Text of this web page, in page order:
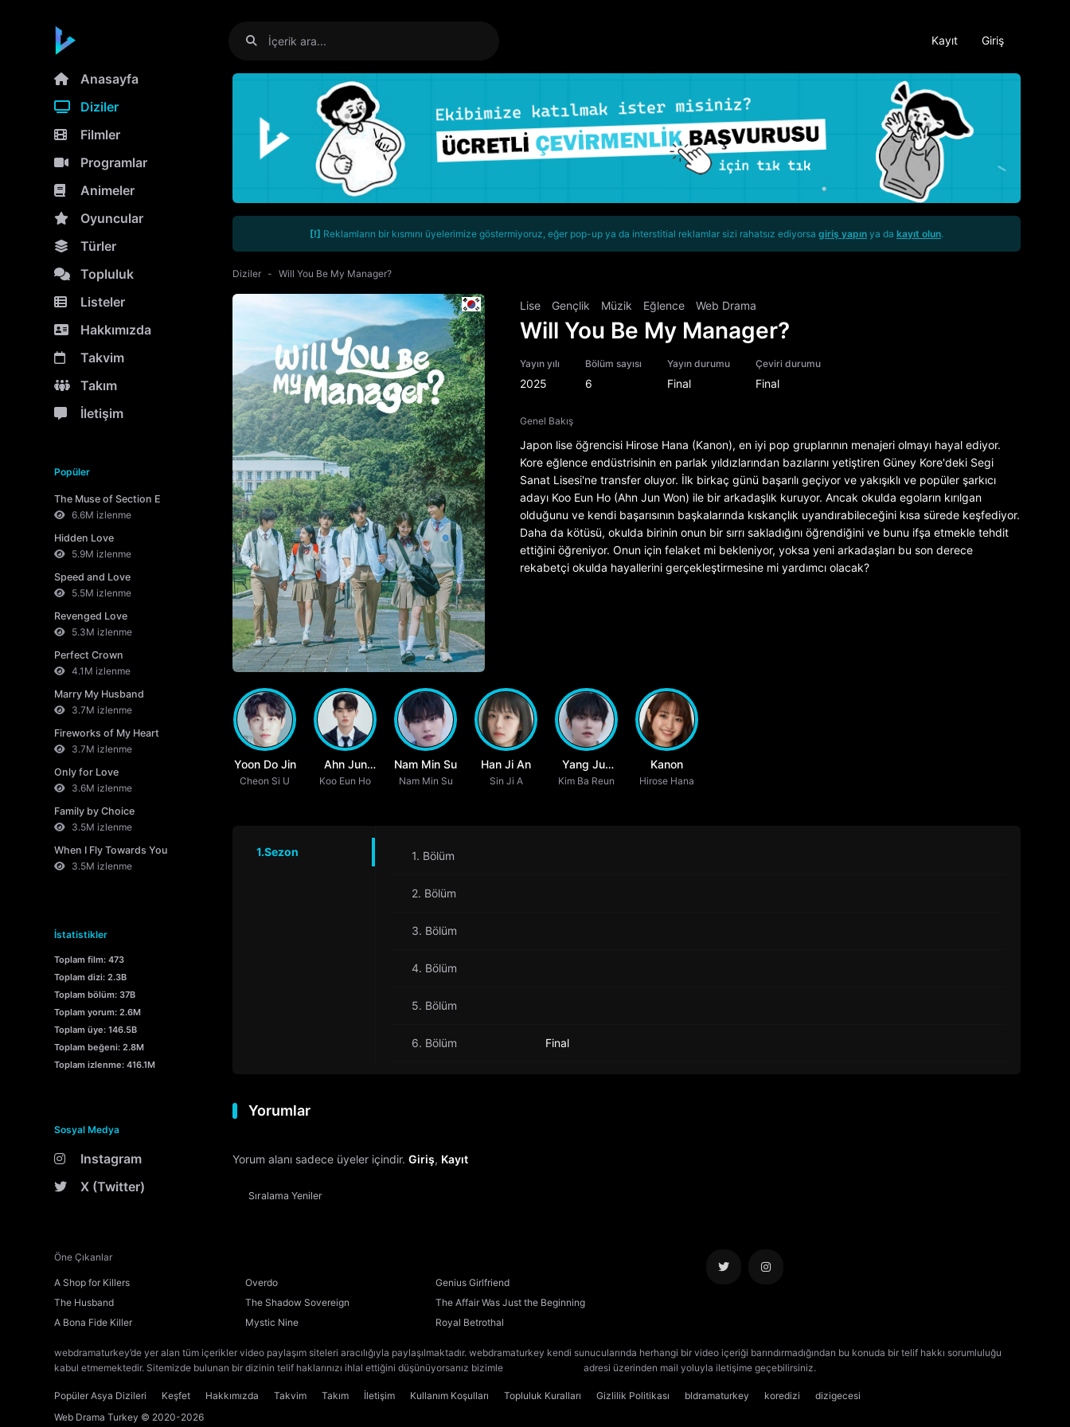
Kayıt Giriş
Anasayfa
Diziler
Filmler
Programlar
Animeler
Oyuncular
Türler
Topluluk
Listeler
Hakkımızda
Takvim
Takım
İletişim
Popüler
The Muse of Section E
6.6M izlenme
Hidden Love
5.9M izlenme
Speed and Love
5.5M izlenme
Revenged Love
5.3M izlenme
Perfect Crown
4.1M izlenme
Marry My Husband
3.7M izlenme
Fireworks of My Heart
3.7M izlenme
Only for Love
3.6M izlenme
Family by Choice
3.5M izlenme
When I Fly Towards You
3.5M izlenme
İstatistikler
Toplam film: 473
Toplam dizi: 2.3B
Toplam bölüm: 37B
Toplam yorum: 2.6M
Toplam üye: 146.5B
Toplam beğeni: 2.8M
Toplam izlenme: 416.1M
Sosyal Medya
Instagram
X (Twitter)
[!] Reklamların bir kısmını üyelerimize göstermiyoruz, eğer pop-up ya da interstitial reklamlar sizi rahatsız ediyorsa giriş yapın ya da kayıt olun.
Diziler Will You Be My Manager?
Lise Gençlik Müzik Eğlence Web Drama
Will You Be My Manager?
Yayın yılı
2025
Bölüm sayısı
6
Yayın durumu
Final
Çeviri durumu
Final
Genel Bakış
Japon lise öğrencisi Hirose Hana (Kanon), en iyi pop gruplarının menajeri olmayı hayal ediyor.
Kore eğlence endüstrisinin en parlak yıldızlarından bazılarını yetiştiren Güney Kore'deki Segi
Sanat Lisesi'ne transfer oluyor. İlk birkaç günü başarılı geçiyor ve yakışıklı ve popüler şarkıcı
adayı Koo Eun Ho (Ahn Jun Won) ile bir arkadaşlık kuruyor. Ancak okulda egoların kırılgan
olduğunu ve kendi başarısının başkalarında kıskançlık uyandırabileceğini kısa sürede keşfediyor.
Daha da kötüsü, okulda birinin onun bir sırrı sakladığını öğrendiğini ve bunu ifşa etmekle tehdit
ettiğini öğreniyor. Onun için felaket mi bekleniyor, yoksa yeni arkadaşları bu son derece
rekabetçi okulda hayallerini gerçekleştirmesine mi yardımcı olacak?
Yoon Do Jin
Cheon Si U
Ahn Jun
Won
Koo Eun Ho
Nam Min Su
Nam Min Su
Han Ji An
Sin Ji A
Yang Jun
Beom
Kim Ba Reun
Kanon
Hirose Hana
1.Sezon 1. Bölüm
2. Bölüm
3. Bölüm
4. Bölüm
5. Bölüm
6. Bölüm Final
Yorumlar
Yorum alanı sadece üyeler içindir. Giriş, Kayıt
Sıralama Yeniler
Öne Çıkanlar
A Shop for Killers Overdo
Genius Girlfriend
The Husband
The Shadow Sovereign
The Affair Was Just the Beginning
A Bona Fide Killer
Mystic Nine Royal Betrothal
webdramaturkey’de yer alan tüm içerikler video paylaşım siteleri aracılığıyla paylaşılmaktadır. webdramaturkey kendi sunucularında herhangi bir video içeriği barındırmadığından bu konuda bir telif hakkı sorumluluğu
kabul etmemektedir. Sitemizde bulunan bir dizinin telif haklarınızı ihlal ettiğini düşünüyorsanız bizimle
adresi üzerinden mail yoluyla iletişime geçebilirsiniz.
Popüler Asya Dizileri Keşfet Hakkımızda Takvim Takım İletişim Kullanım Koşulları Topluluk Kuralları Gizlilik Politikası bldramaturkey koredizi
dizigecesi
Web Drama Turkey © 2020-2026